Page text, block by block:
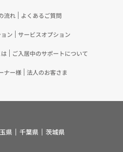
活動、お問い合わせ対応お
個人情報の第三者への提
らかじめお客様およびオー
、第三者に提供いたしませ
全な育成の推進のために特
て、お客様の同意を得るこ
流れ よくあるご質問
ン サービスオプション
ご入居中のサポートについて
ナー様 法人のお客さま
県 千葉県 茨城県